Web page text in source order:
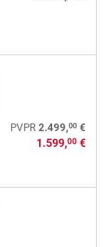
PVPR 2.499,00€
1.599,00€